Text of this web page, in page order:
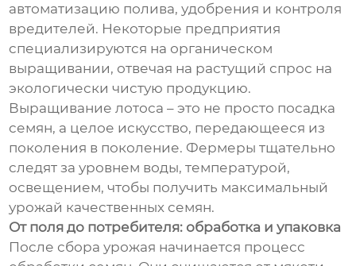
автоматизацию полива, удобрения и контроля
вредителей. Некоторые предприятия
специализируются на органическом
выращивании, отвечая на растущий спрос на
экологически чистую продукцию.
Выращивание лотоса – это не просто посадка
семян, а целое искусство, передающееся из
поколения в поколение. Фермеры тщательно
следят за уровнем воды, температурой,
освещением, чтобы получить максимальный
урожай качественных семян.
От поля до потребителя: обработка и упаковка
После сбора урожая начинается процесс